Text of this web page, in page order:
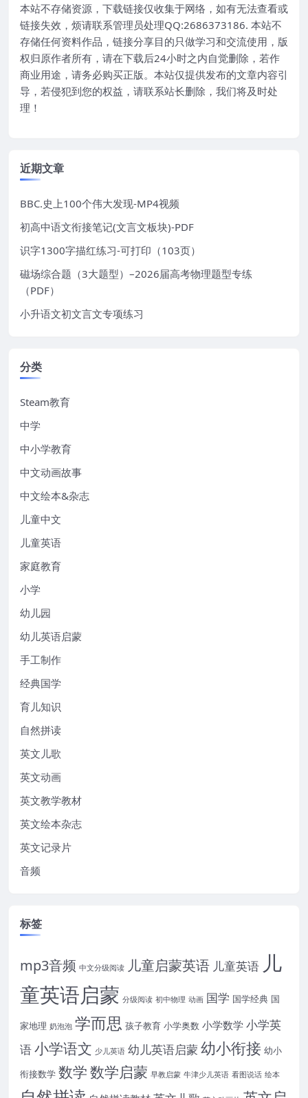
本站不存储资源，下载链接仅收集于网络，如有无法查看或
链接失效，烦请联系管理员处理QQ:2686373186. 本站不
存储任何资料作品，链接分享目的只做学习和交流使用，版
权归原作者所有，请在下载后24小时之内自觉删除，若作
商业用途，请务必购买正版。本站仅提供发布的文章内容引
导，若侵犯到您的权益，请联系站长删除，我们将及时处
理！
近期文章
BBC.史上100个伟大发现-MP4视频
初高中语文衔接笔记(文言文板块)-PDF
识字1300字描红练习-可打印（103页）
磁场综合题（3大题型）–2026届高考物理题型专练
（PDF）
小升语文初文言文专项练习
分类
Steam教育
中学
中小学教育
中文动画故事
中文绘本&杂志
儿童中文
儿童英语
家庭教育
小学
幼儿园
幼儿英语启蒙
手工制作
经典国学
育儿知识
自然拼读
英文儿歌
英文动画
英文教学教材
英文绘本杂志
英文记录片
音频
标签
mp3音频 中文分级阅读 儿童启蒙英语 儿童英语 儿
童英语启蒙 分级阅读 初中物理 动画 国学 国学经典 国
家地理 奶泡泡 学而思 孩子教育 小学奥数 小学数学 小学英
语小学语文 少儿英语 幼儿英语启蒙幼小衔接 幼小
衔接数学 数学数学启蒙 早教启蒙 牛津少儿英语 看图说话 绘本